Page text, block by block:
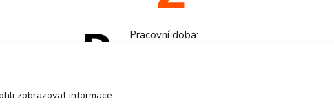
Pracovní doba:
info@drogeriezlatnicka.cz
zobrazovat informace